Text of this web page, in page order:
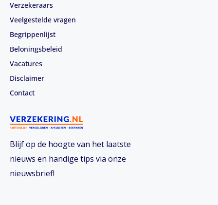
Blijf op de hoogte van het laatste
nieuws en handige tips via onze
nieuwsbrief!
Verzekeraars
Veelgestelde vragen
Begrippenlijst
Beloningsbeleid
Vacatures
Disclaimer
Contact